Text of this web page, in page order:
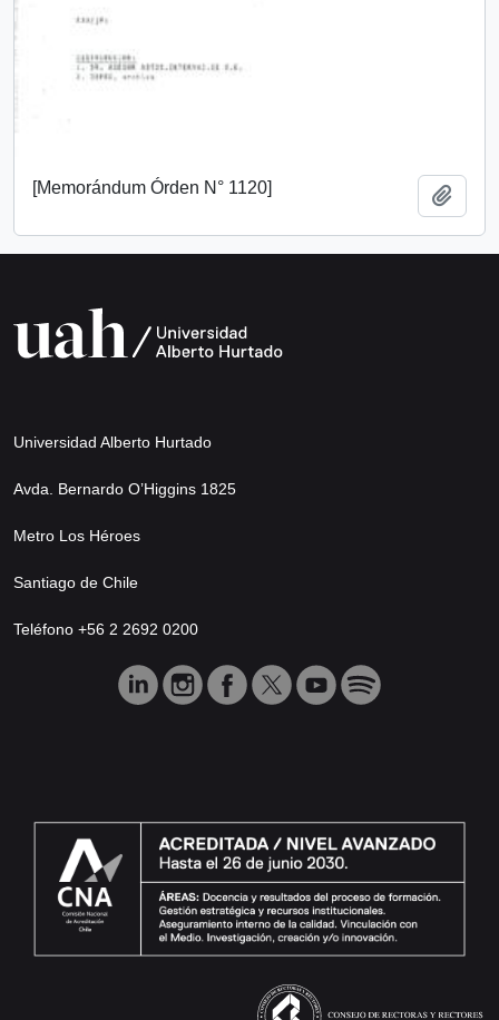
[Memorándum Órden N° 1120]
Universidad Alberto Hurtado
Avda. Bernardo O’Higgins 1825
Metro Los Héroes
Santiago de Chile
Teléfono +56 2 2692 0200